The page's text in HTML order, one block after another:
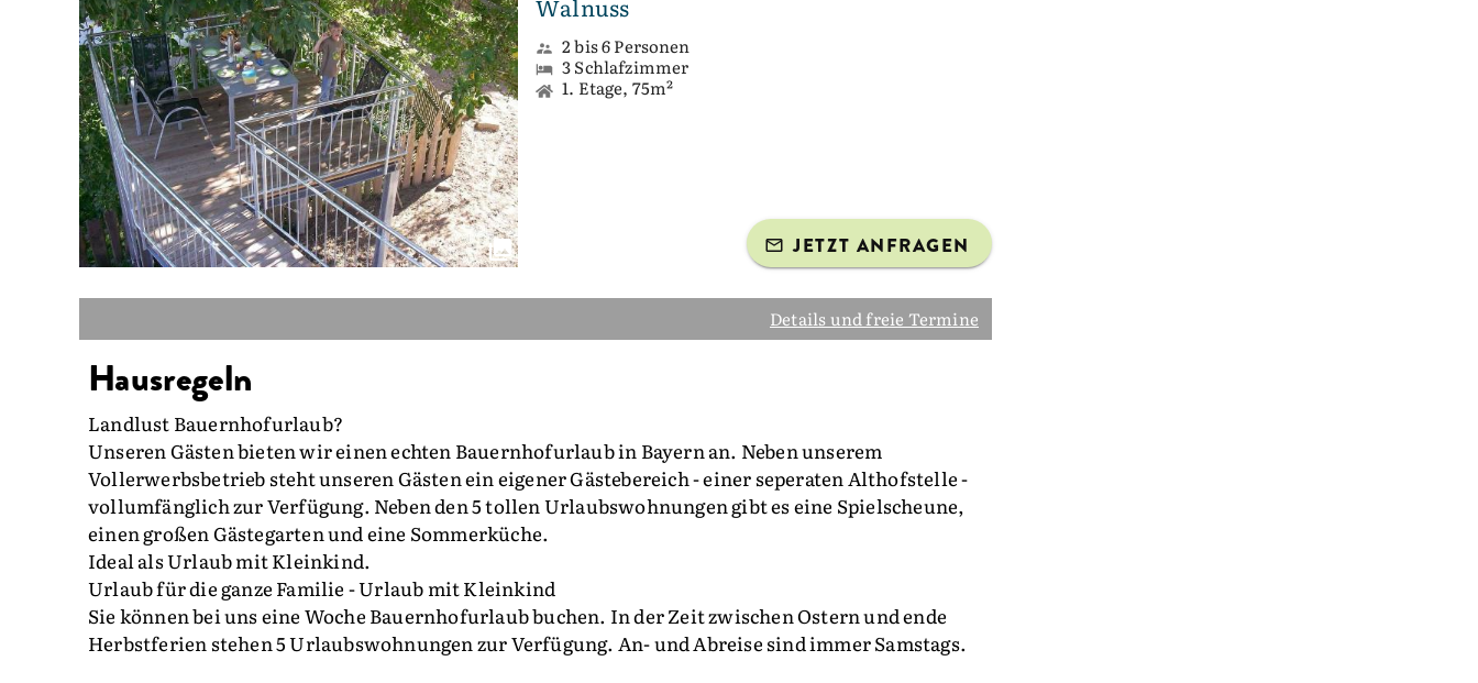
Walnuss
2 bis 6 Personen
3 Schlafzimmer
1. Etage, 75m²
JETZT ANFRAGEN
Details und freie Termine
Hausregeln
Landlust Bauernhofurlaub?
Unseren Gästen bieten wir einen echten Bauernhofurlaub in Bayern an. Neben unserem
Vollerwerbsbetrieb steht unseren Gästen ein eigener Gästebereich - einer seperaten Althofstelle -
vollumfänglich zur Verfügung. Neben den 5 tollen Urlaubswohnungen gibt es eine Spielscheune,
einen großen Gästegarten und eine Sommerküche.
Ideal als Urlaub mit Kleinkind.
Urlaub für die ganze Familie - Urlaub mit Kleinkind
Sie können bei uns eine Woche Bauernhofurlaub buchen. In der Zeit zwischen Ostern und ende
Herbstferien stehen 5 Urlaubswohnungen zur Verfügung. An- und Abreise sind immer Samstags.